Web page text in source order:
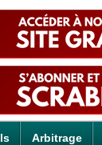
Arbitrage